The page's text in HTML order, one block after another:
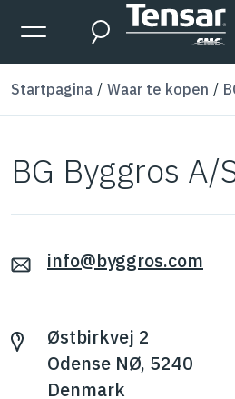
Skip to main content
Expanded Menu Toggle
Search
Startpagina Waar te kopen
BG Byggros A/
info@byggros.com
Østbirkvej 2
Odense NØ, 5240
Denmark